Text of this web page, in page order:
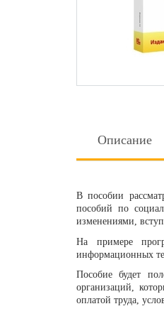
Описание
В пособии
пособий по
изменениями,
На примере
информационных
Пособие будет
организаций,
оплатой труда,